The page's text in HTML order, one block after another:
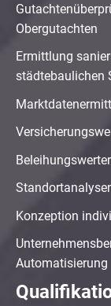
Obergutachten
Ermittlung
städtebaulichen
Konzeption
Automatisierung